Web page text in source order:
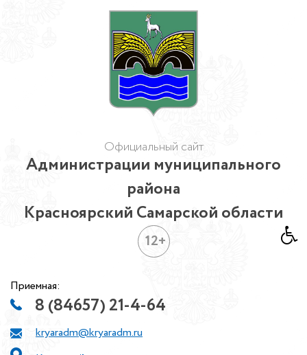
Официальный сайт
Администрации муниципального
района
Красноярский Самарской области
12+
Приемная:
8 (84657) 21-4-64
kryaradm@kryaradm.ru